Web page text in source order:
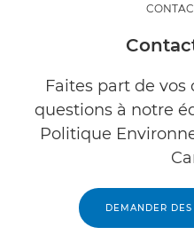
Faites part de
questions à notre
Politique
DEMANDER